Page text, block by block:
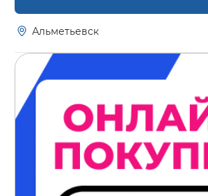
Альметьевск